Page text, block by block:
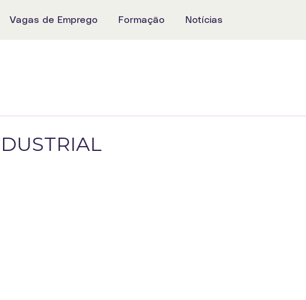
Vagas de Emprego Formação Notícias